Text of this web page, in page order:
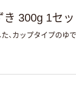
300g 1セッ
、カップタイプのゆ